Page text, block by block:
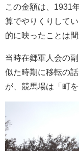
この金額は、1931
算でやりくりして
的に映ったことは間
当時在郷軍人会の
似た時期に移転の
が、競馬場は「町